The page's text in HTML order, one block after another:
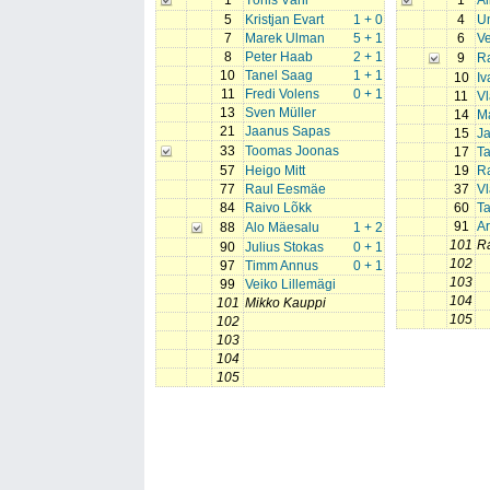
5
1 + 0
Kristjan Evart
7
5 + 1
Marek Ulman
8
2 + 1
Peter Haab
10
1 + 1
Tanel Saag
11
0 + 1
Fredi Volens
13
Sven Müller
21
Jaanus Sapas
33
Toomas Joonas
57
Heigo Mitt
77
Raul Eesmäe
84
Raivo Lõkk
88
1 + 2
Alo Mäesalu
90
0 + 1
Julius Stokas
97
0 + 1
Timm Annus
99
Veiko Lillemägi
101 Mikko Kauppi
102
103
104
105
4
6
9
10
11
14
15
17
19
37
60
91
101
102
103
104
105